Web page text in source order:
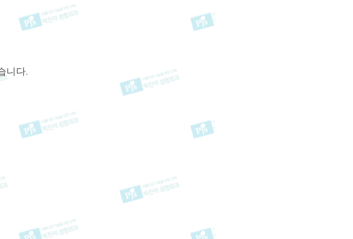
니다.